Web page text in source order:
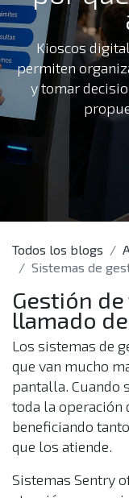
Kioscos
permiten
y tomar
Todos los blogs
Sistemas de gestión de
Gestión
llamado
Los sistemas de
que van mucho
pantalla. Cuando
toda la operación
beneficiando
que los atiende.
Sistemas Sentry